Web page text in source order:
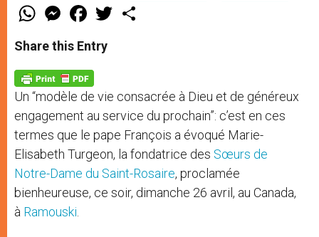
W
t
s
p
p
M
e
s
e
g
e
r
F
a
e
b
o
k
w
Share this Entry
Un “modèle de vie consacrée à Dieu et de généreux
engagement au service du prochain”: c’est en ces
termes que le pape François a évoqué Marie-
Elisabeth Turgeon, la fondatrice des Sœurs de
Notre-Dame du Saint-Rosaire, proclamée
bienheureuse, ce soir, dimanche 26 avril, au Canada,
à Ramouski